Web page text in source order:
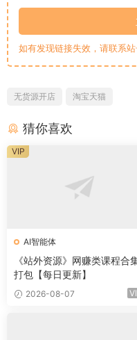
如有发现链接失效，请联系站
无货源开店 淘宝天猫
猜你喜欢
AI智能体
《站外资源》网赚类课程合
打包【每日更新】
2026-08-07
VIP